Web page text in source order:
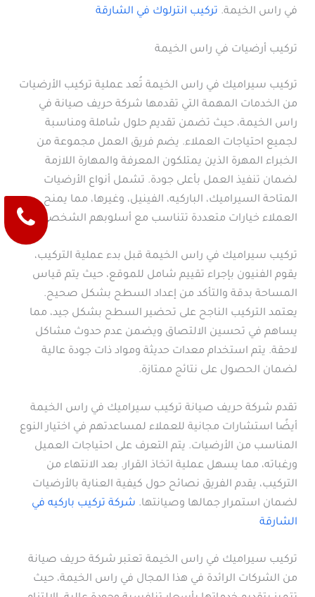
في راس الخيمة. تركيب انترلوك في الشارقة
تركيب أرضيات في راس الخيمة
تركيب سيراميك في راس الخيمة تُعد عملية تركيب الأرضيات
من الخدمات المهمة التي تقدمها شركة حريف صيانة في
راس الخيمة، حيث تضمن تقديم حلول شاملة ومناسبة
لجميع احتياجات العملاء. يضم فريق العمل مجموعة من
الخبراء المهرة الذين يمتلكون المعرفة والمهارة اللازمة
لضمان تنفيذ العمل بأعلى جودة. تشمل أنواع الأرضيات
المتاحة السيراميك، الباركيه، الفينيل، وغيرها، مما يمنح
العملاء خيارات متعددة تتناسب مع أسلوبهم الشخصي.
تركيب سيراميك في راس الخيمة قبل بدء عملية التركيب،
يقوم الفنيون بإجراء تقييم شامل للموقع، حيث يتم قياس
المساحة بدقة والتأكد من إعداد السطح بشكل صحيح.
يعتمد التركيب الناجح على تحضير السطح بشكل جيد، مما
يساهم في تحسين الالتصاق ويضمن عدم حدوث مشاكل
لاحقة. يتم استخدام معدات حديثة ومواد ذات جودة عالية
لضمان الحصول على نتائج ممتازة.
تقدم شركة حريف صيانة تركيب سيراميك في راس الخيمة
أيضًا استشارات مجانية للعملاء لمساعدتهم في اختيار النوع
المناسب من الأرضيات. يتم التعرف على احتياجات العميل
ورغباته، مما يسهل عملية اتخاذ القرار. بعد الانتهاء من
التركيب، يقدم الفريق نصائح حول كيفية العناية بالأرضيات
لضمان استمرار جمالها وصيانتها. شركة تركيب باركيه في
الشارقة
تركيب سيراميك في راس الخيمة تعتبر شركة حريف صيانة
من الشركات الرائدة في هذا المجال في راس الخيمة، حيث